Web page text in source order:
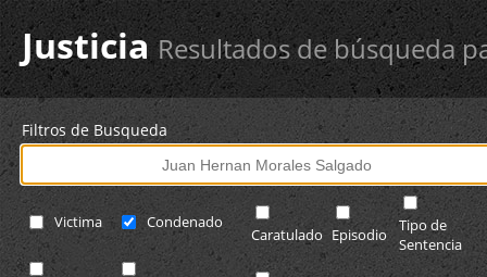
Justicia Resultados de búsqueda
Filtros de Busqueda
Victima Condenado
Caratulado Episodio
Tipo de
Sentencia